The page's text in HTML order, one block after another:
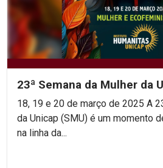
23ª Semana da Mulher da
18, 19 e 20 de março de 2025 A 23ª Semana da Mulher
da Unicap (SMU) é um momento
na linha da...